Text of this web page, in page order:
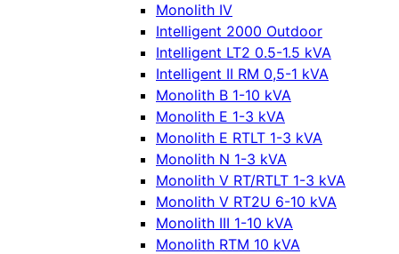
Monolith IV
Intelligent 2000 Outdoor
Intelligent LT2 0.5-1.5 kVA
Intelligent II RM 0,5-1 kVA
Monolith B 1-10 kVA
Monolith E 1-3 kVA
Monolith E RTLT 1-3 kVA
Monolith N 1-3 kVA
Monolith V RT/RTLT 1-3 kVA
Monolith V RT2U 6-10 kVA
Monolith III 1-10 kVA
Monolith RTM 10 kVA